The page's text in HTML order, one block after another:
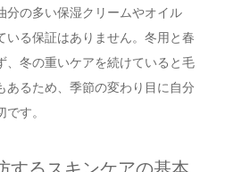
分の多い保湿クリームやオイル
いる保証はありません。冬用と春
、冬の重いケアを続けていると毛
あるため、季節の変わり目に自分
す。